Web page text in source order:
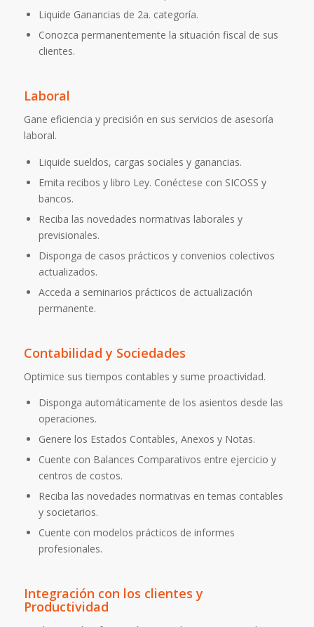
Liquide Ganancias de 2a. categoría.
Conozca permanentemente la situación fiscal de sus
clientes.
Laboral
Gane eficiencia y precisión en sus servicios de asesoría
laboral.
Liquide sueldos, cargas sociales y ganancias.
Emita recibos y libro Ley. Conéctese con SICOSS y
bancos.
Reciba las novedades normativas laborales y
previsionales.
Disponga de casos prácticos y convenios colectivos
actualizados.
Acceda a seminarios prácticos de actualización
permanente.
Contabilidad y Sociedades
Optimice sus tiempos contables y sume proactividad.
Disponga automáticamente de los asientos desde las
operaciones.
Genere los Estados Contables, Anexos y Notas.
Cuente con Balances Comparativos entre ejercicio y
centros de costos.
Reciba las novedades normativas en temas contables
y societarios.
Cuente con modelos prácticos de informes
profesionales.
Integración con los clientes y
Productividad